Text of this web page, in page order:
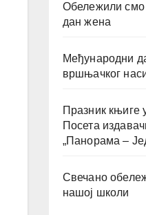
Обележили
дан жена
Међународни
вршњачког
Празник књиге
Посета
„Панорама –
Свечано
нашој школи